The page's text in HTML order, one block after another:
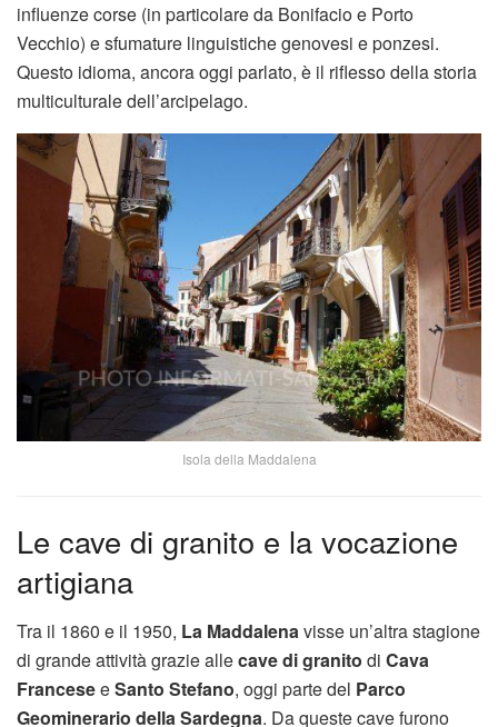
influenze corse (in particolare da Bonifacio e Porto
Vecchio) e sfumature linguistiche genovesi e ponzesi.
Questo idioma, ancora oggi parlato, è il riflesso della storia
multiculturale dell’arcipelago.
Isola della Maddalena
Le cave di granito e la vocazione
artigiana
Tra il 1860 e il 1950, La Maddalenavisse un’altra stagione
di grande attività grazie allecave di granito di Cava
FranceseeSanto Stefano, oggi parte del Parco
Geominerario della Sardegna. Da queste cave furono